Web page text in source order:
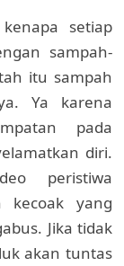
setiap
sampah-
itu sampah
Ya karena
pada
diri.
peristiwa
kecoak yang
Jika tidak
akan tuntas